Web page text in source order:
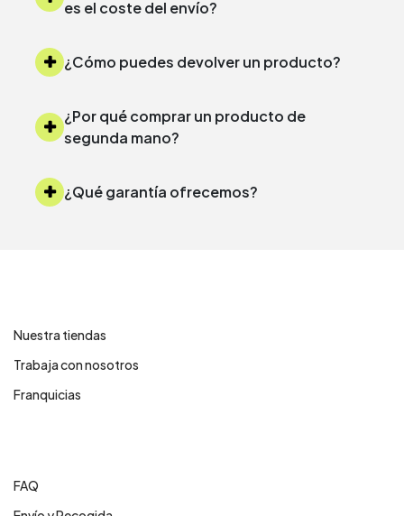
es el coste del envío?
¿Cómo puedes devolver un producto?
¿Por qué comprar un producto de
segunda mano?
¿Qué garantía ofrecemos?
Nuestra tiendas
Trabaja con nosotros
Franquicias
FAQ